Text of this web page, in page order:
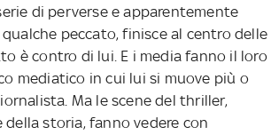
di perverse e apparentemente
peccato, finisce al centro delle
è contro di lui. E i media fanno il loro
mediatico in cui lui si muove più o
Ma le scene del thriller,
storia, fanno vedere con